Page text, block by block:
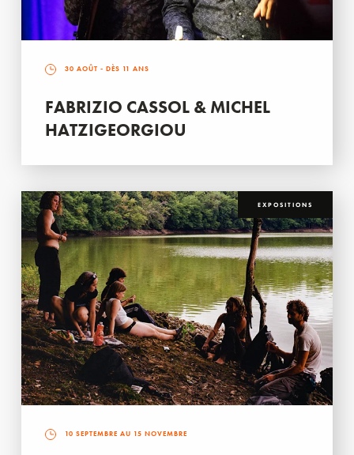
30 AOÛT - DÈS 11 ANS
FABRIZIO CASSOL & MICHEL
HATZIGEORGIOU
EXPOSITIONS
10 SEPTEMBRE AU 15 NOVEMBRE